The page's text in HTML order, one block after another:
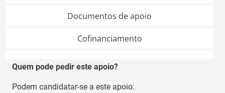
Documentos de apoio
Cofinanciamento
Quem pode pedir este apoio?
Podem candidatar-se a este apoio: